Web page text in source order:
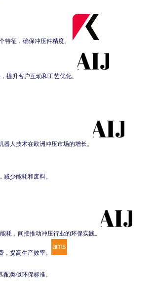
征，确保冲压件精度。
提升客户互动和工艺优化。
器人技术在欧洲冲压市场的增长。
少能耗和废料。
耗，间接推动冲压行业的环保实践。
提高生产效率。
类似环保标准。